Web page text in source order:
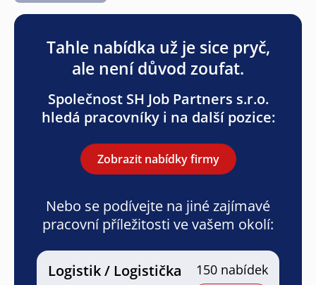
Tahle nabídka už je sice pryč,
ale není důvod zoufat.
Společnost SH Job Partners s.r.o.
hledá pracovníky i na další pozice:
Zobrazit nabídky firmy
Nebo se podívejte na jiné zajímavé
pracovní příležitosti ve vašem okolí:
Logistik / Logistička 150 nabídek